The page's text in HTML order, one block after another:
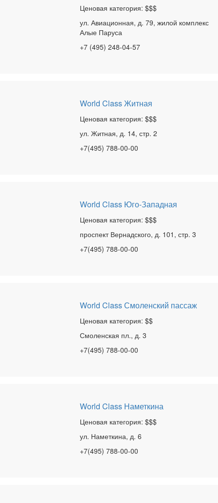
Ценовая категория: $$$
ул. Авиационная, д. 79, жилой комплекс
Алые Паруса
+7 (495) 248-04-57
World Class Житная
Ценовая категория: $$$
ул. Житная, д. 14, стр. 2
+7(495) 788-00-00
World Class Юго-Западная
Ценовая категория: $$$
проспект Вернадского, д. 101, стр. 3
+7(495) 788-00-00
World Class Смоленский пассаж
Ценовая категория: $$
Смоленская пл., д. 3
+7(495) 788-00-00
World Class Наметкина
Ценовая категория: $$$
ул. Наметкина, д. 6
+7(495) 788-00-00